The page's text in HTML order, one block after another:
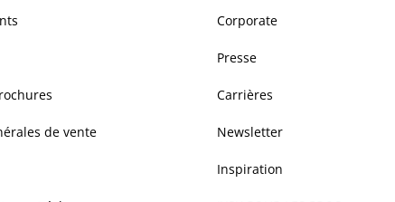
de vente
Corporate
Presse
Carrières
Newsletter
Inspiration